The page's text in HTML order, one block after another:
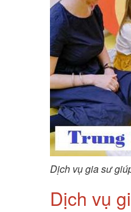
Dịch vụ gia sư
Dịch vụ